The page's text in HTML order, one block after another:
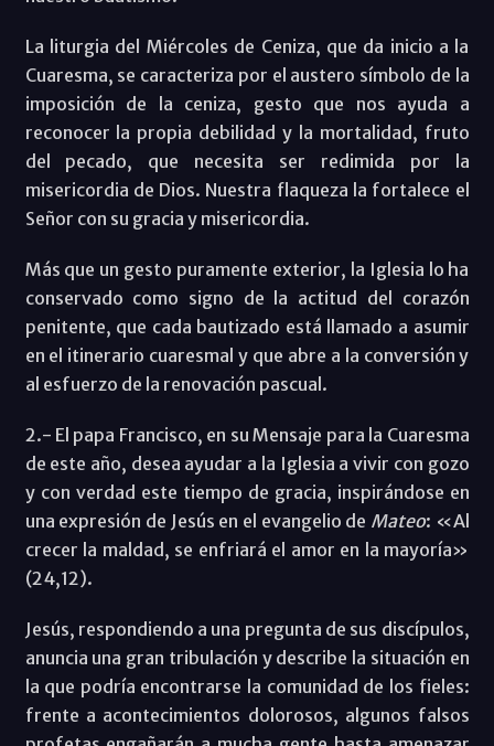
La liturgia del Miércoles de Ceniza, que da inicio a la
Cuaresma, se caracteriza por el austero símbolo de la
imposición de la ceniza, gesto que nos ayuda a
reconocer la propia debilidad y la mortalidad, fruto
del pecado, que necesita ser redimida por la
misericordia de Dios. Nuestra flaqueza la fortalece el
Señor con su gracia y misericordia.
Más que un gesto puramente exterior, la Iglesia lo ha
conservado como signo de la actitud del corazón
penitente, que cada bautizado está llamado a asumir
en el itinerario cuaresmal y que abre a la conversión y
al esfuerzo de la renovación pascual.
2.- El papa Francisco, en su Mensaje para la Cuaresma
de este año, desea ayudar a la Iglesia a vivir con gozo
y con verdad este tiempo de gracia, inspirándose en
una expresión de Jesús en el evangelio de Mateo: «Al
crecer la maldad, se enfriará el amor en la mayoría»
(24,12).
Jesús, respondiendo a una pregunta de sus discípulos,
anuncia una gran tribulación y describe la situación en
la que podría encontrarse la comunidad de los fieles:
frente a acontecimientos dolorosos, algunos falsos